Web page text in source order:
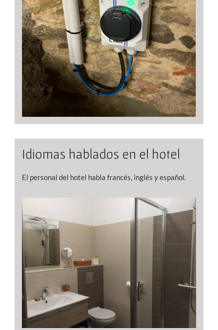
Idiomas hablados en el hotel
El personal del hotel habla francés, inglés y español.